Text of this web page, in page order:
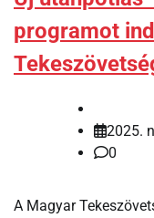
programot
2025.
0
A Magyar